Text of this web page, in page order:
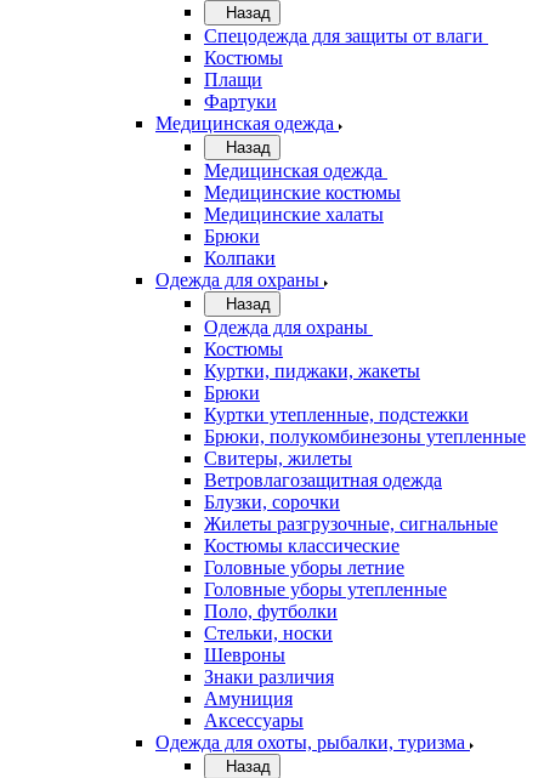
Назад
Спецодежда для защиты от влаги
Костюмы
Плащи
Фартуки
Медицинская одежда
Назад
Медицинская одежда
Медицинские костюмы
Медицинские халаты
Брюки
Колпаки
Одежда для охраны
Назад
Одежда для охраны
Костюмы
Куртки, пиджаки, жакеты
Брюки
Куртки утепленные, подстежки
Брюки, полукомбинезоны утепленные
Свитеры, жилеты
Ветровлагозащитная одежда
Блузки, сорочки
Жилеты разгрузочные, сигнальные
Костюмы классические
Головные уборы летние
Головные уборы утепленные
Поло, футболки
Стельки, носки
Шевроны
Знаки различия
Амуниция
Аксессуары
Одежда для охоты, рыбалки, туризма
Назад